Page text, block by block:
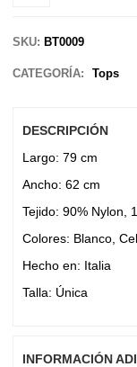
SKU: BT0009
CATEGORÍA: Tops
DESCRIPCIÓN
Largo: 79 cm
Ancho: 62 cm
Tejido: 90% Nylon,
Colores: Blanco,
Hecho en: Italia
Talla: Única
INFORMACIÓN